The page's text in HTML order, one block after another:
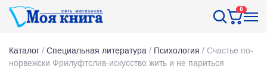
0
Каталог / Специальная литература / Психология / Счастье по-
норвежски Фрилуфтслив-искусство жить и не париться